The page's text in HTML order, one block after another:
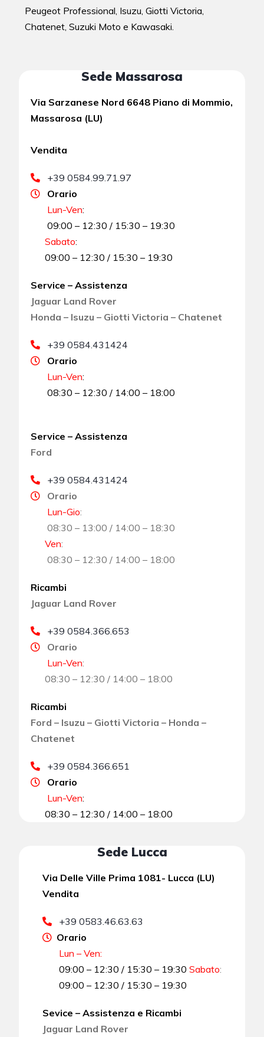
Peugeot Professional, Isuzu, Giotti Victoria,
Chatenet, Suzuki Moto e Kawasaki.
Sede Massarosa
Via Sarzanese Nord 6648 Piano di Mommio,
Massarosa (LU)
Vendita
+39 0584.99.71.97
Orario
Lun-Ven:
09:00 – 12:30 / 15:30 – 19:30
Sabato:
09:00 – 12:30 / 15:30 – 19:30
Service – Assistenza
Jaguar Land Rover
Honda – Isuzu – Giotti Victoria – Chatenet
+39 0584.431424
Orario
Lun-Ven:
08:30 – 12:30 / 14:00 – 18:00
Service – Assistenza
Ford
+39 0584.431424
Orario
Lun-Gio:
08:30 – 13:00 / 14:00 – 18:30
Ven:
08:30 – 12:30 / 14:00 – 18:00
Ricambi
Jaguar Land Rover
+39 0584.366.653
Orario
Lun-Ven:
08:30 – 12:30 / 14:00 – 18:00
Ricambi
Ford – Isuzu – Giotti Victoria – Honda –
Chatenet
+39 0584.366.651
Orario
Lun-Ven:
08:30 – 12:30 / 14:00 – 18:00
Sede Lucca
Via Delle Ville Prima 1081- Lucca (LU)
Vendita
+39 0583.46.63.63
Orario
Lun – Ven:
09:00 – 12:30 / 15:30 – 19:30 Sabato:
09:00 – 12:30 / 15:30 – 19:30
Sevice – Assistenza e Ricambi
Jaguar Land Rover